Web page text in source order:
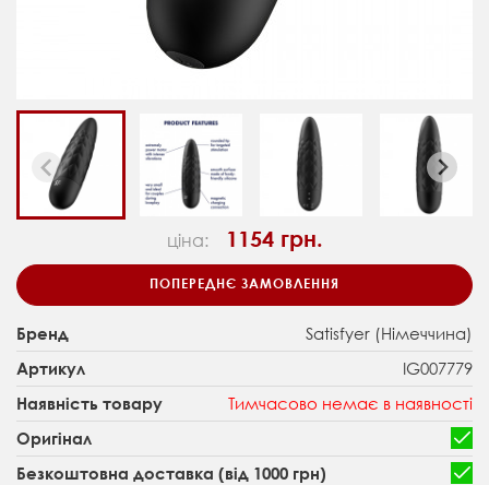
ціна: 1154 грн.
ПОПЕРЕДНЄ ЗАМОВЛЕННЯ
Бренд Satisfyer (Німеччина)
Артикул IG007779
Наявність товару Тимчасово немає в наявності
Оригінал
Безкоштовна доставка (від 1000 грн)